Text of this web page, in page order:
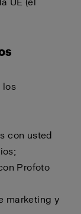
los
con usted
Profoto
marketing y